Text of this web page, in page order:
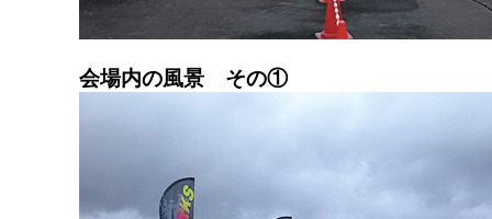
会場内の風景 その①